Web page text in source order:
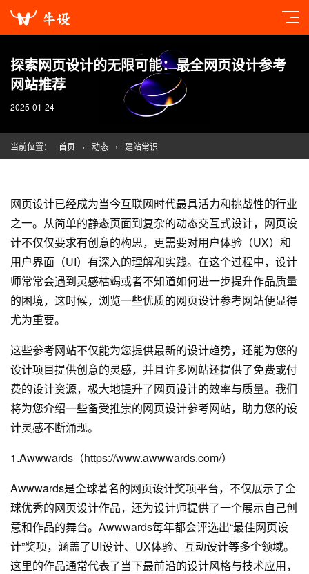
探索网页设计的无限可能：最全网页设计参考
网站推荐
2025-01-24
当前位置： 首页 › 动态 › 建站常识
网页设计已经成为当今互联网时代最具活力和挑战性的行业
之一。从简单的静态页面到复杂的动态交互式设计， 网页设
计不仅仅要求有创意的构思，更需要对用户体验（UX）和
用户界面（UI）有深入的理解和实践。在这个过程中，设计
师常常会遇到灵感枯竭或者不知道如何进一步提升作品质量
的困境，这时候，浏览一些优质的网页设计参考网站便显得
尤为重要。
这些参考网站不仅能为您提供最新的设计趋势，还能为您的
设计项目提供创意的灵感，并且许多网站还提供了免费或付
费的设计资源，极大地提升了网页设计的效率与质量。我们
将为您介绍一些备受推崇的网页设计参考网站，助力您的设
计灵感不断涌现。
1.Awwwards（https://www.awwwards.com/）
Awwwards是全球著名的网页设计奖项平台，不仅展示了全
球优秀的网页设计作品，还为设计师提供了一个展示自己创
意和作品的舞台。Awwwards每年都会评选出“最佳网页设
计”奖项，涵盖了UI设计、UX体验、互动设计等多个领域。
这里的作品通常代表了当下最前沿的设计风格与技术应用，